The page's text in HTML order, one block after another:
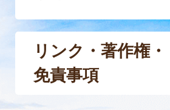
リンク・著作権・
免責事項